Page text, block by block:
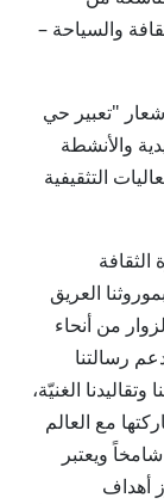
والسياحة –
"تعبير حي
والأنشطة
التثقيفية
العريق
من أنحاء
رسالتنا
الغنيّة،
مع العالم
ويعتبر
أهداف